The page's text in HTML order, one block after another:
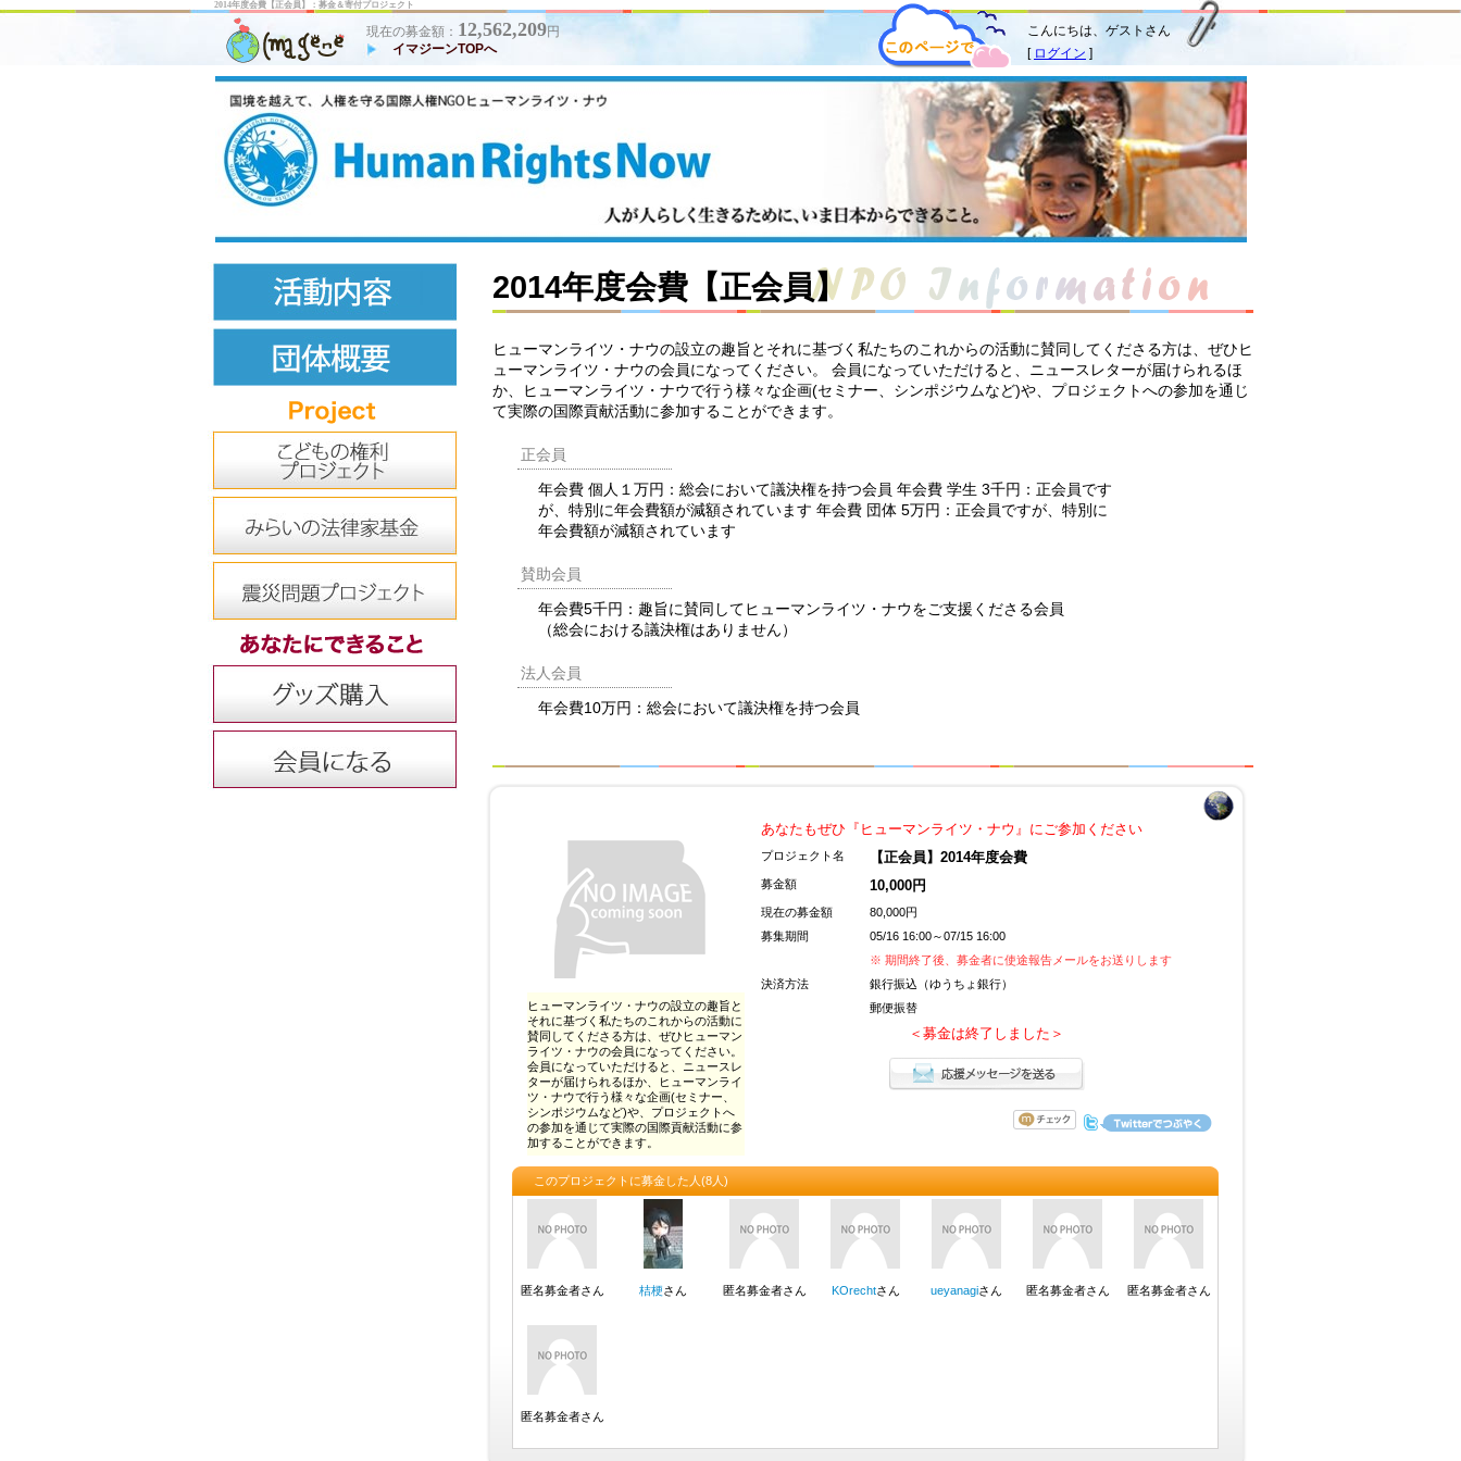
2014年度会費【正会員】：募金＆寄付プロジェクト
現在の募金額： 12,562,209円
イマジーンTOPへ
こんにちは、ゲストさん
[ ログイン ]
2014年度会費【正会員】
ヒューマンライツ・ナウの設立の趣旨とそれに基づく私たちのこれからの活動に賛同してくださる方は、ぜひヒ
ューマンライツ・ナウの会員になってください。 会員になっていただけると、ニュースレターが届けられるほ
か、ヒューマンライツ・ナウで行う様々な企画(セミナー、シンポジウムなど)や、プロジェクトへの参加を通じ
て実際の国際貢献活動に参加することができます。
正会員
年会費 個人１万円：総会において議決権を持つ会員 年会費 学生 3千円：正会員です
が、特別に年会費額が減額されています 年会費 団体 5万円：正会員ですが、特別に
年会費額が減額されています
賛助会員
年会費5千円：趣旨に賛同してヒューマンライツ・ナウをご支援くださる会員
（総会における議決権はありません）
法人会員
年会費10万円：総会において議決権を持つ会員